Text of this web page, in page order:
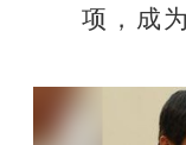
项，成